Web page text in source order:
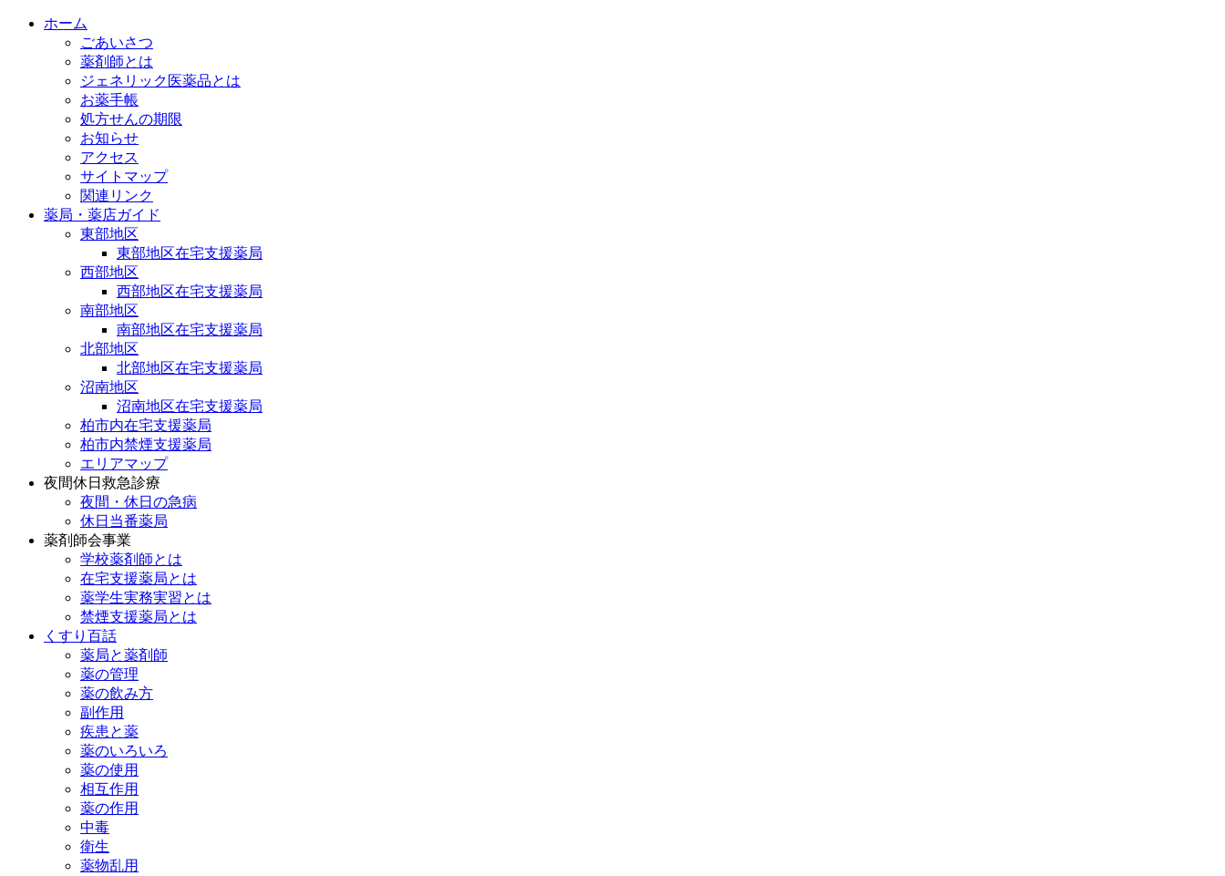
ホーム
ごあいさつ
薬剤師とは
ジェネリック医薬品とは
お薬手帳
処方せんの期限
お知らせ
アクセス
サイトマップ
関連リンク
薬局・薬店ガイド
東部地区
東部地区在宅支援薬局
西部地区
西部地区在宅支援薬局
南部地区
南部地区在宅支援薬局
北部地区
北部地区在宅支援薬局
沼南地区
沼南地区在宅支援薬局
柏市内在宅支援薬局
柏市内禁煙支援薬局
エリアマップ
夜間休日救急診療
夜間・休日の急病
休日当番薬局
薬剤師会事業
学校薬剤師とは
在宅支援薬局とは
薬学生実務実習とは
禁煙支援薬局とは
くすり百話
薬局と薬剤師
薬の管理
薬の飲み方
副作用
疾患と薬
薬のいろいろ
薬の使用
相互作用
薬の作用
中毒
衛生
薬物乱用